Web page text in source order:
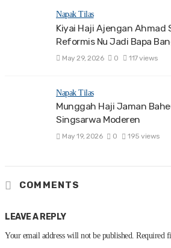
Napak Tilas
Kiyai Haji Ajengan Ahmad
Reformis Nu Jadi Bapa
May 29, 2026 0 117 views
Napak Tilas
Munggah Haji Jaman
Singsarwa Moderen
May 19, 2026 0 195 views
COMMENTS
LEAVE A REPLY
Your email address will not be published. Required